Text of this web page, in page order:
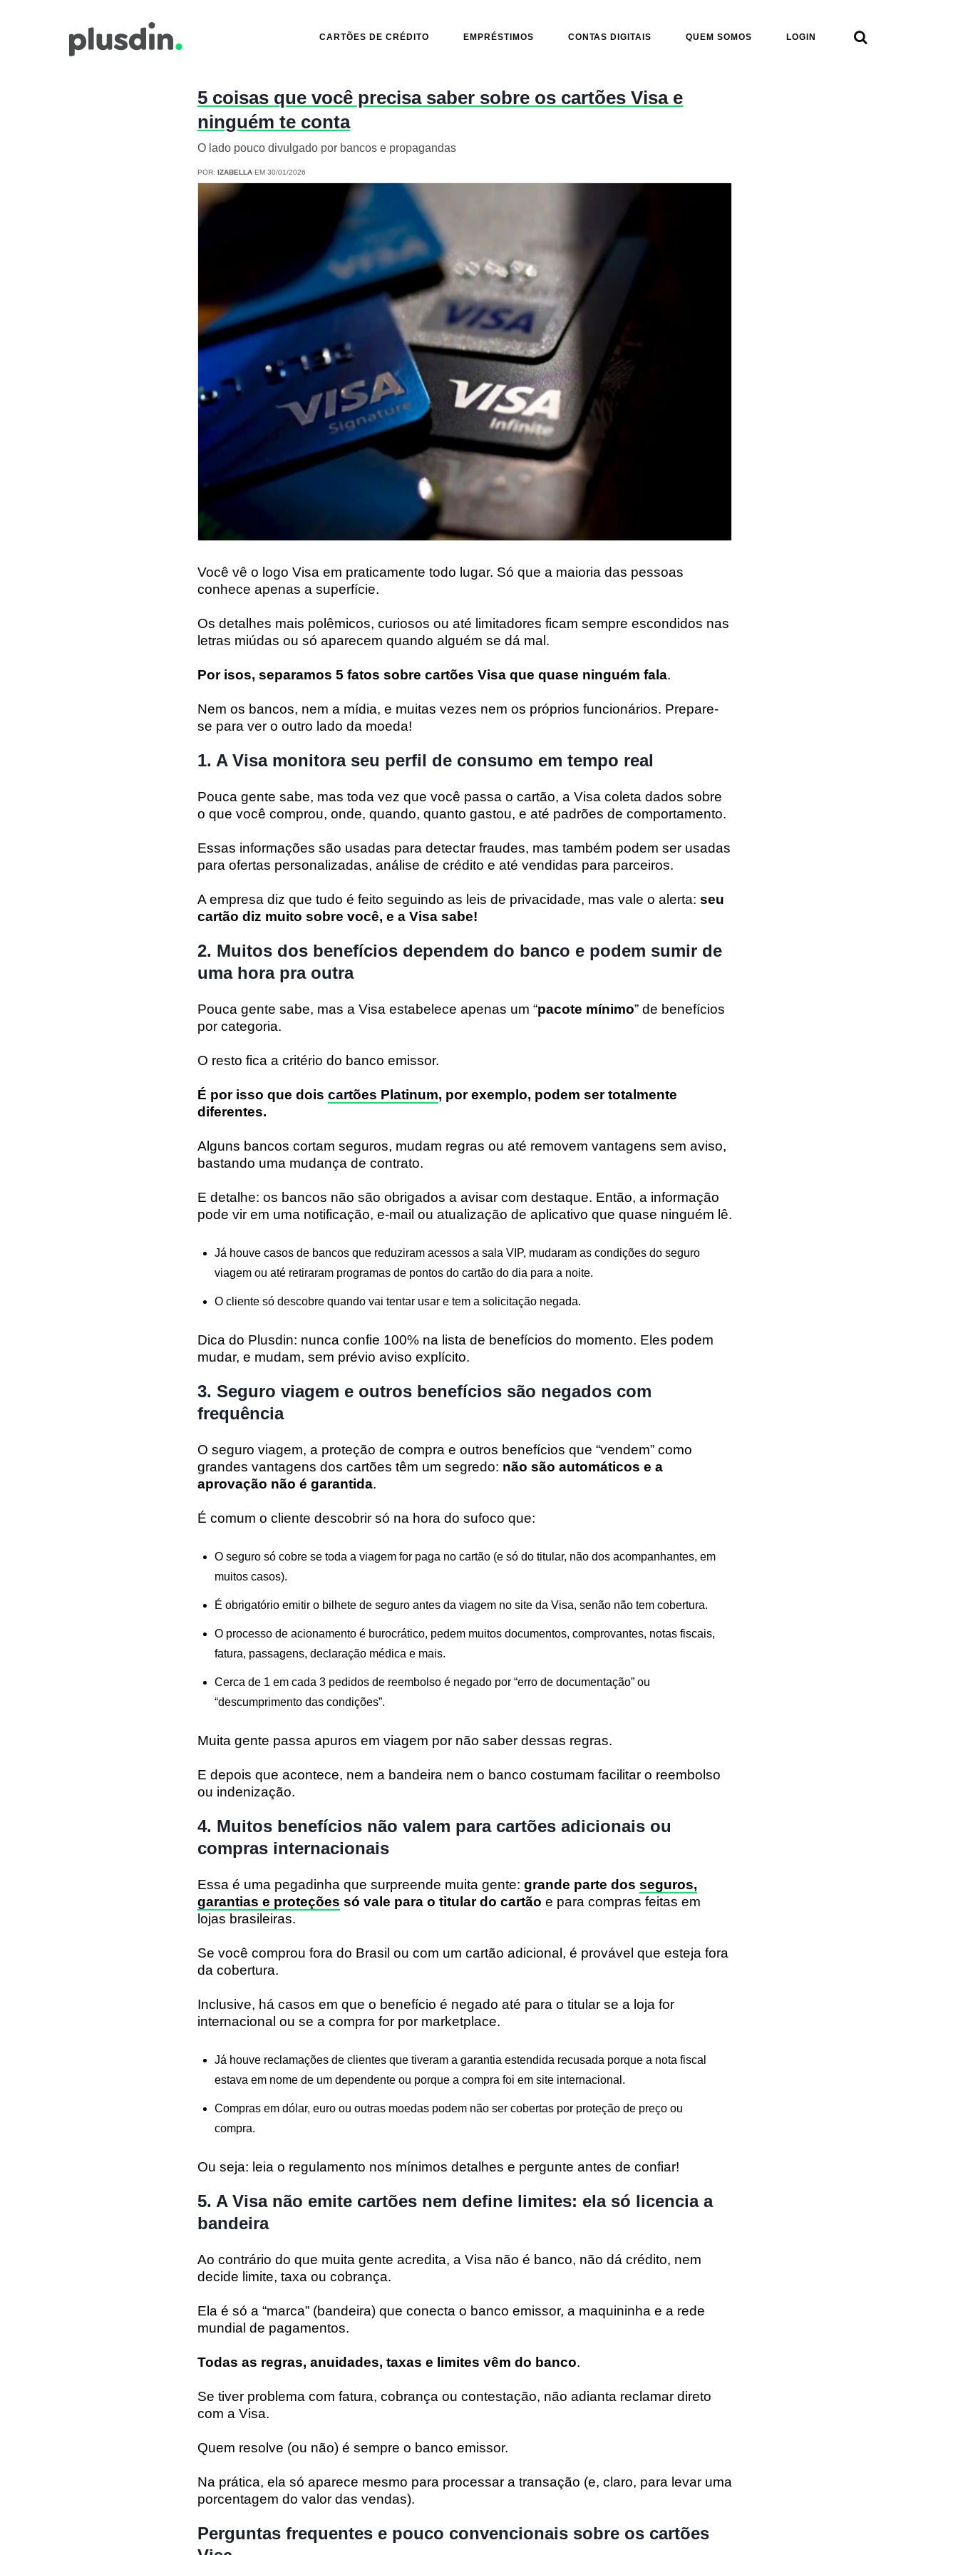
CARTÕES DE CRÉDITO EMPRÉSTIMOS CONTAS DIGITAIS QUEM SOMOS LOGIN 
5 coisas que você precisa saber sobre os cartões Visa e
ninguém te conta
O lado pouco divulgado por bancos e propagandas
POR: IZABELLA EM 30/01/2026
Você vê o logo Visa em praticamente todo lugar. Só que a maioria das pessoas
conhece apenas a superfície.
Os detalhes mais polêmicos, curiosos ou até limitadores ficam sempre escondidos nas
letras miúdas ou só aparecem quando alguém se dá mal.
Por isos, separamos 5 fatos sobre cartões Visa que quase ninguém fala.
Nem os bancos, nem a mídia, e muitas vezes nem os próprios funcionários. Prepare-
se para ver o outro lado da moeda!
1. A Visa monitora seu perfil de consumo em tempo real
Pouca gente sabe, mas toda vez que você passa o cartão, a Visa coleta dados sobre
o que você comprou, onde, quando, quanto gastou, e até padrões de comportamento.
Essas informações são usadas para detectar fraudes, mas também podem ser usadas
para ofertas personalizadas, análise de crédito e até vendidas para parceiros.
A empresa diz que tudo é feito seguindo as leis de privacidade, mas vale o alerta: seu
cartão diz muito sobre você, e a Visa sabe!
2. Muitos dos benefícios dependem do banco e podem sumir de
uma hora pra outra
Pouca gente sabe, mas a Visa estabelece apenas um “pacote mínimo” de benefícios
por categoria.
O resto fica a critério do banco emissor.
É por isso que dois cartões Platinum, por exemplo, podem ser totalmente
diferentes.
Alguns bancos cortam seguros, mudam regras ou até removem vantagens sem aviso,
bastando uma mudança de contrato.
E detalhe: os bancos não são obrigados a avisar com destaque. Então, a informação
pode vir em uma notificação, e-mail ou atualização de aplicativo que quase ninguém lê.
Já houve casos de bancos que reduziram acessos a sala VIP, mudaram as condições do seguro
viagem ou até retiraram programas de pontos do cartão do dia para a noite.
O cliente só descobre quando vai tentar usar e tem a solicitação negada.
Dica do Plusdin: nunca confie 100% na lista de benefícios do momento. Eles podem
mudar, e mudam, sem prévio aviso explícito.
3. Seguro viagem e outros benefícios são negados com
frequência
O seguro viagem, a proteção de compra e outros benefícios que “vendem” como
grandes vantagens dos cartões têm um segredo: não são automáticos e a
aprovação não é garantida.
É comum o cliente descobrir só na hora do sufoco que:
O seguro só cobre se toda a viagem for paga no cartão (e só do titular, não dos acompanhantes, em
muitos casos).
É obrigatório emitir o bilhete de seguro antes da viagem no site da Visa, senão não tem cobertura.
O processo de acionamento é burocrático, pedem muitos documentos, comprovantes, notas fiscais,
fatura, passagens, declaração médica e mais.
Cerca de 1 em cada 3 pedidos de reembolso é negado por “erro de documentação” ou
“descumprimento das condições”.
Muita gente passa apuros em viagem por não saber dessas regras.
E depois que acontece, nem a bandeira nem o banco costumam facilitar o reembolso
ou indenização.
4. Muitos benefícios não valem para cartões adicionais ou
compras internacionais
Essa é uma pegadinha que surpreende muita gente: grande parte dos seguros,
garantias e proteções só vale para o titular do cartão e para compras feitas em
lojas brasileiras.
Se você comprou fora do Brasil ou com um cartão adicional, é provável que esteja fora
da cobertura.
Inclusive, há casos em que o benefício é negado até para o titular se a loja for
internacional ou se a compra for por marketplace.
Já houve reclamações de clientes que tiveram a garantia estendida recusada porque a nota fiscal
estava em nome de um dependente ou porque a compra foi em site internacional.
Compras em dólar, euro ou outras moedas podem não ser cobertas por proteção de preço ou
compra.
Ou seja: leia o regulamento nos mínimos detalhes e pergunte antes de confiar!
5. A Visa não emite cartões nem define limites: ela só licencia a
bandeira
Ao contrário do que muita gente acredita, a Visa não é banco, não dá crédito, nem
decide limite, taxa ou cobrança.
Ela é só a “marca” (bandeira) que conecta o banco emissor, a maquininha e a rede
mundial de pagamentos.
Todas as regras, anuidades, taxas e limites vêm do banco.
Se tiver problema com fatura, cobrança ou contestação, não adianta reclamar direto
com a Visa.
Quem resolve (ou não) é sempre o banco emissor.
Na prática, ela só aparece mesmo para processar a transação (e, claro, para levar uma
porcentagem do valor das vendas).
Perguntas frequentes e pouco convencionais sobre os cartões